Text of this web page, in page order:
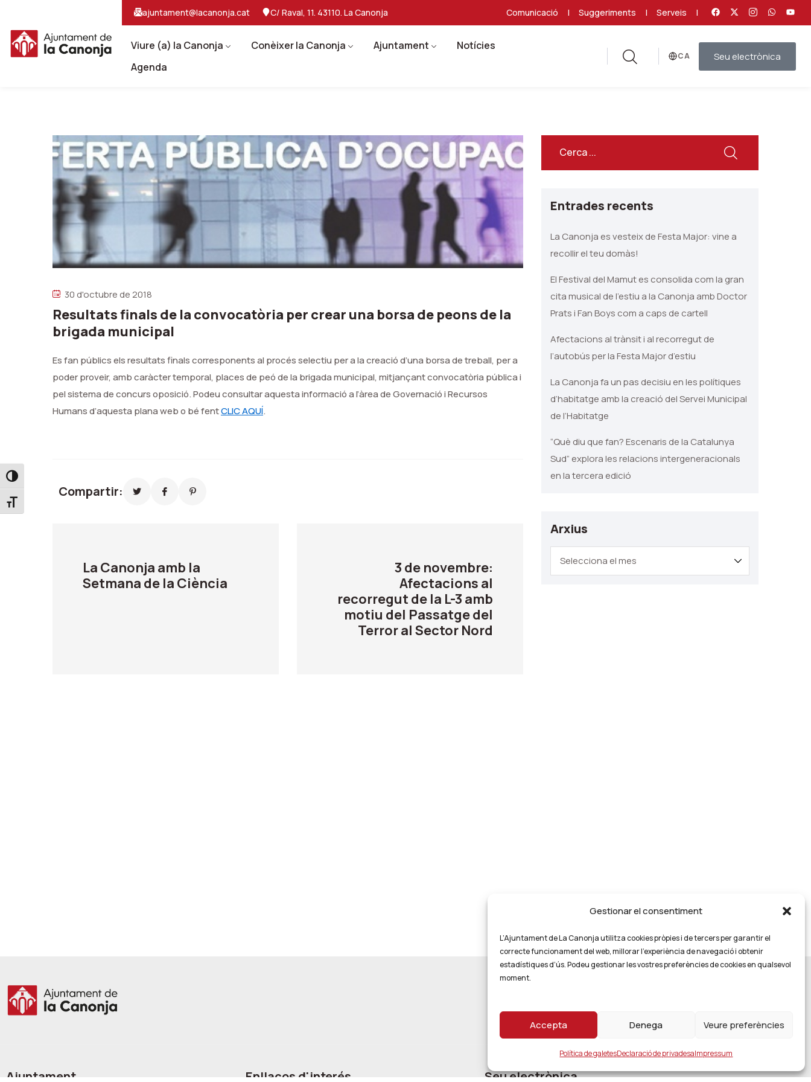
Gestionar el consentiment
L’Ajuntament de La Canonja utilitza cookies pròpies i de tercers per garantir el
correcte funcionament del web, millorar l’experiència de navegació i obtenir
estadístiques d’ús. Podeu gestionar les vostres preferències de cookies en qualsevol
moment.
Accepta Denega Veure preferències
Política de galetesDeclaració de privadesaImpressum
contingut
principal
la
navegacio
Toggle High Contrast
Toggle Font size
ajuntament@lacanonja.cat C/ Raval, 11. 43110. La Canonja Comunicació | Suggeriments | Serveis |
Viure (a) la Canonja Conèixer la Canonja Ajuntament
Notícies
Agenda
Idioma
Seu electrònica
30 d'octubre de 2018
Resultats finals de la convocatòria per crear una borsa de peons de la
brigada municipal
Es fan públics els resultats finals corresponents al procés selectiu per a la creació d’una borsa de treball, per a
poder proveir, amb caràcter temporal, places de peó de la brigada municipal, mitjançant convocatòria pública i
pel sistema de concurs oposició. Podeu consultar aquesta informació a l’àrea de Governació i Recursos
Humans d’aquesta plana web o bé fentCLIC AQUÍ.
Compartir:
La Canonja amb la
Setmana de la Ciència
3 de novembre:
Afectacions al
recorregut de la L-3 amb
motiu del Passatge del
Terror al Sector Nord
Entrades recents
La Canonja es vesteix de Festa Major: vine a
recollir el teu domàs!
El Festival del Mamut es consolida com la gran
cita musical de l’estiu a la Canonja amb Doctor
Prats i Fan Boys com a caps de cartell
Afectacions al trànsit i al recorregut de
l’autobús per la Festa Major d’estiu
La Canonja fa un pas decisiu en les polítiques
d’habitatge amb la creació del Servei Municipal
de l’Habitatge
“Què diu que fan? Escenaris de la Catalunya
Sud” explora les relacions intergeneracionals
en la tercera edició
Arxius
Ajuntament Enllaços d'interés Seu electrònica